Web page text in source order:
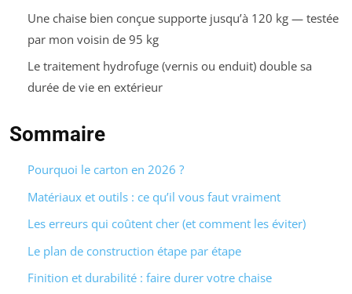
Une chaise bien conçue supporte jusqu’à 120 kg — testée
par mon voisin de 95 kg
Le traitement hydrofuge (vernis ou enduit) double sa
durée de vie en extérieur
Sommaire
Pourquoi le carton en 2026 ?
Matériaux et outils : ce qu’il vous faut vraiment
Les erreurs qui coûtent cher (et comment les éviter)
Le plan de construction étape par étape
Finition et durabilité : faire durer votre chaise